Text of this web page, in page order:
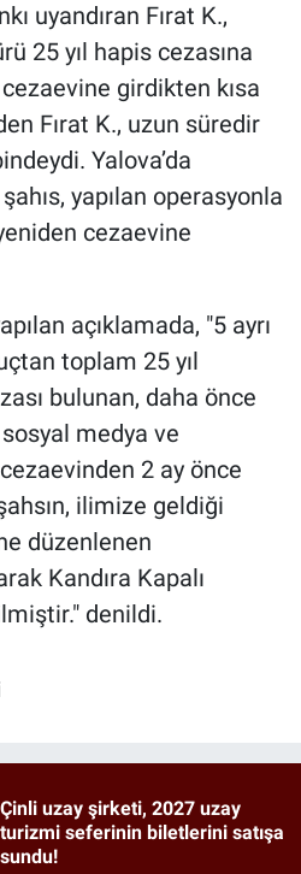
uyandıran Fırat K.,
25 yıl hapis cezasına
cezaevine girdikten kısa
Fırat K., uzun süredir
Yalova’da
yapılan operasyonla
cezaevine
açıklamada, "5 ayrı
toplam 25 yıl
bulunan, daha önce
medya ve
2 ay önce
ilimize geldiği
düzenlenen
Kandıra Kapalı
denildi.
Çinli uzay şirketi, 2027 uzay
turizmi seferinin biletlerini satışa
sundu!